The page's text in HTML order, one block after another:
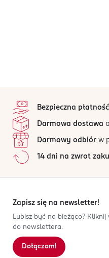
Bezpieczna płatność
Darmowa dostawa
Darmowy odbiór w
14 dni na zwrot
Zapisz się na newsletter!
Lubisz być na bieżąco? Kliknij
do newslettera.
Dołączam!